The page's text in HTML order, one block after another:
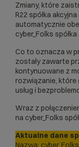
Zmiany, które
R22 spółka
automatycznie
cyber_Folks spółka
Co to oznacza w
zostały zawarte
kontynuowane z
rozwiązanie, które
usług i
Wraz z
na cyber_Folks
Aktualne dane